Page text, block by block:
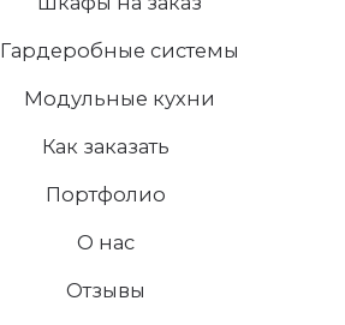
Гардеробные системы
Модульные кухни
Как заказать
Портфолио
О нас
Отзывы